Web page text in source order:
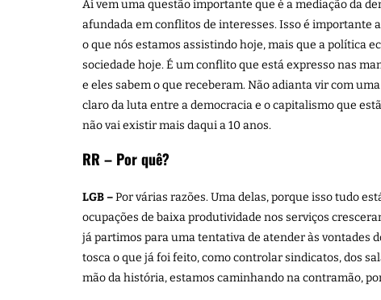
Aí vem uma questão importante que é a mediação da
afundada em conflitos de interesses. Isso é importante
o que nós estamos assistindo hoje, mais que a política
sociedade hoje. É um conflito que está expresso nas
e eles sabem o que receberam. Não adianta vir com
claro da luta entre a democracia e o capitalismo que
não vai existir mais daqui a 10 anos.
RR – Por quê?
LGB –Por várias razões. Uma delas, porque isso tudo
ocupações de baixa produtividade nos serviços
já partimos para uma tentativa de atender às vontades
tosca o que já foi feito, como controlar sindicatos, dos
mão da história, estamos caminhando na contramão,